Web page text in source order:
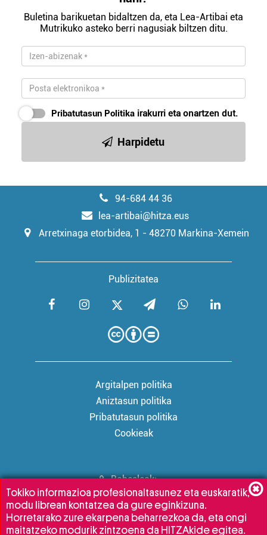
Buletina barikuetan bidaltzen da, eta Lea-Artibai eta
Mutrikuko asteko berri nagusiak biltzen ditu.
Pribatutasun Politika irakurri eta onartzen dut.
Harpidetu
94-684 44 36
lea-artibai@hitza.eus
Arretxinaga etorbidea, 1 - 48270 Markina-Xemein
Publizitatea
Argitalpen politika
Aniztasun politika
Pribatutasun politika
Cookieak
Babesleak:
Tokiko informazioa profesionaltasunez eta euskaratik,
modu librean kontatzea da gure eginkizuna.
Horretarako zure ekarpena beharrezkoa da, eta ongi
maitatzeko modurik zintzoena da HITZAkide egitea.